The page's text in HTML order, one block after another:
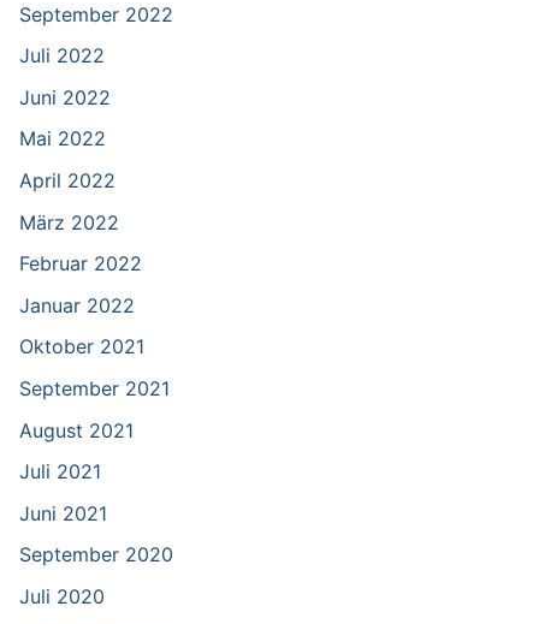
September 2022
Juli 2022
Juni 2022
Mai 2022
April 2022
März 2022
Februar 2022
Januar 2022
Oktober 2021
September 2021
August 2021
Juli 2021
Juni 2021
September 2020
Juli 2020